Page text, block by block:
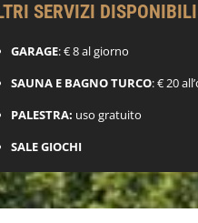
SERVIZI
GARAGE: € 8 al giorno
SAUNA E BAGNO TURCO: € 20
PALESTRA: uso gratuito
SALE GIOCHI